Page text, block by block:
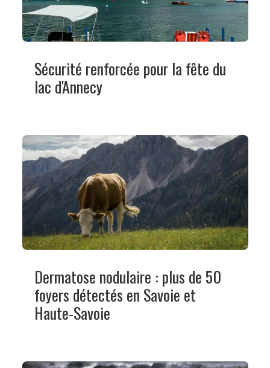
Sécurité renforcée pour la fête du
lac d'Annecy
Dermatose nodulaire : plus de 50
foyers détectés en Savoie et
Haute-Savoie